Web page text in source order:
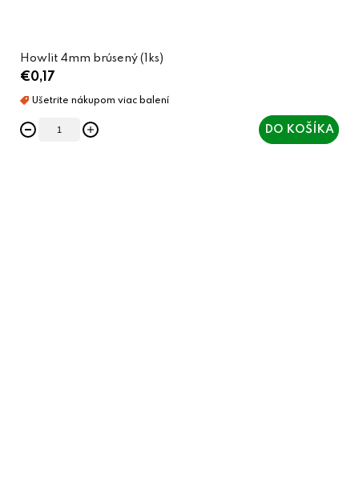
Howlit 4mm brúsený (1ks)
€0,17
DO KOŠÍKA